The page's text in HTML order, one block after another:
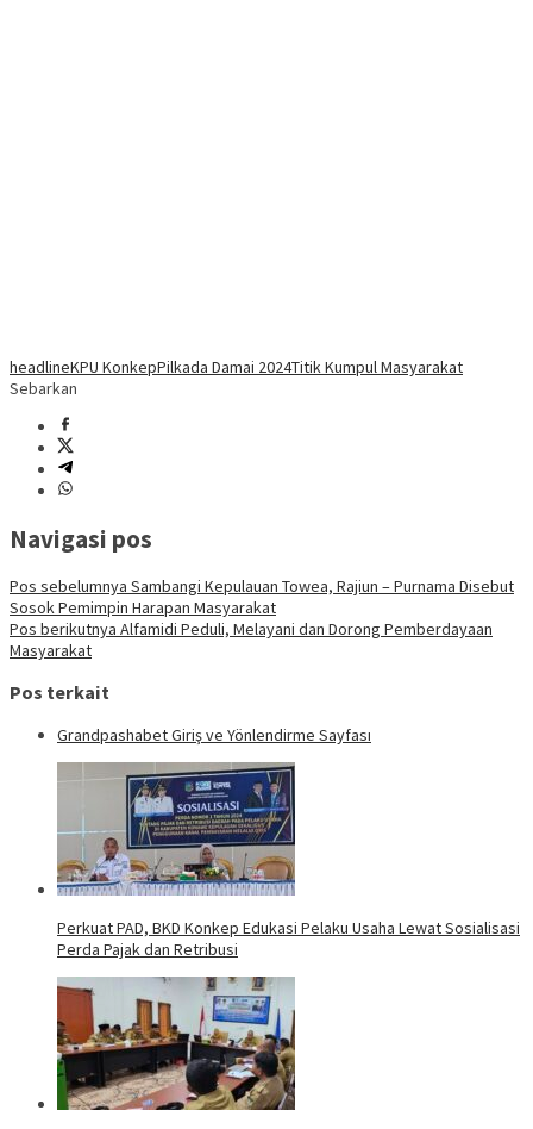
headlineKPU KonkepPilkada Damai 2024Titik Kumpul Masyarakat
Sebarkan
Navigasi pos
Pos sebelumnya Sambangi Kepulauan Towea, Rajiun – Purnama Disebut
Sosok Pemimpin Harapan Masyarakat
Pos berikutnya Alfamidi Peduli, Melayani dan Dorong Pemberdayaan
Masyarakat
Pos terkait
Grandpashabet Giriş ve Yönlendirme Sayfası
Perkuat PAD, BKD Konkep Edukasi Pelaku Usaha Lewat Sosialisasi
Perda Pajak dan Retribusi